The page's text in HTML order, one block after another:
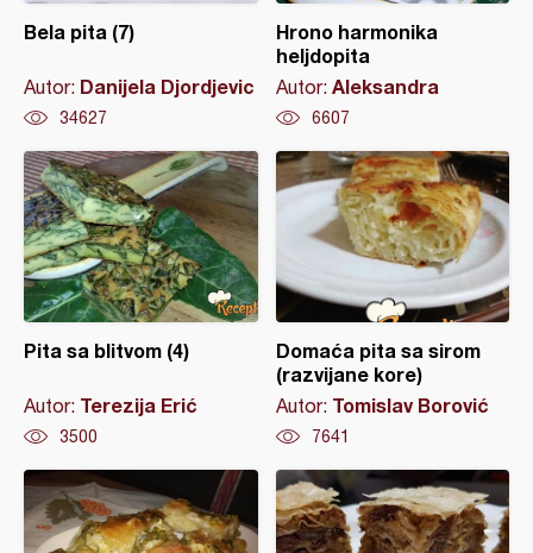
Bela pita (7)
Autor: Danijela Djordjevic
34627
Hrono harmonika
heljdopita
Autor: Aleksandra
6607
Pita sa blitvom (4)
Autor: Terezija Erić
3500
Domaća pita sa sirom
(razvijane kore)
Autor: Tomislav Borović
7641